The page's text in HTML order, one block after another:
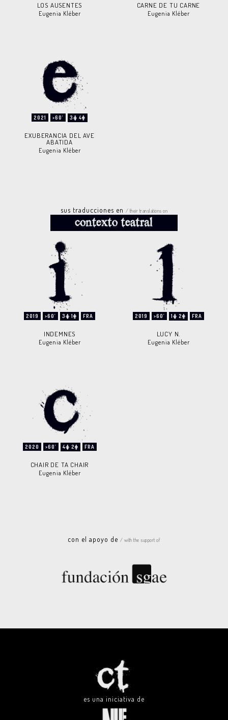
LOS AUSENTES
Eugenia Kléber
CARNE DE TU CARNE
Eugenia Kléber
2021 >60' 3 4
EXUBERANCIA DEL AVE
ABATIDA
Eugenia Kléber
sus traducciones en / their translations on
2019 >60' 3 1 FRA
INDEMNES
Eugenia Kléber
2019 >60' 1 2 FRA
LUCY N.
Eugenia Kléber
2020 >60' 4 2 FRA
CHAIR DE TA CHAIR
Eugenia Kléber
con el apoyo de / with the support of
es una iniciativa de